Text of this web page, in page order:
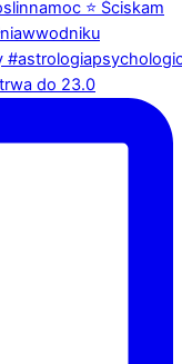
do 23.0